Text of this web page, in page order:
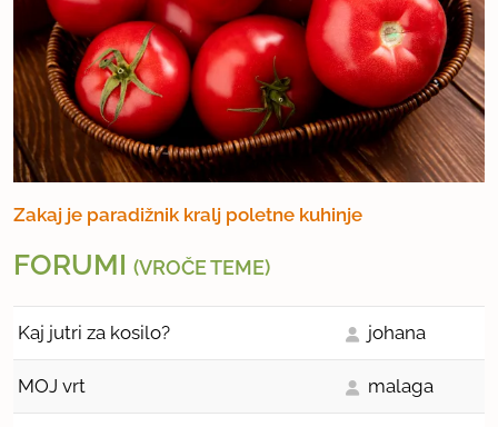
Zakaj je paradižnik kralj poletne kuhinje
FORUMI (VROČE TEME)
Kaj jutri za kosilo? johana
MOJ vrt malaga